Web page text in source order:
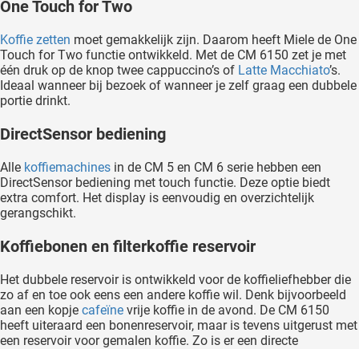
One Touch for Two
Koffie zetten moet gemakkelijk zijn. Daarom heeft Miele de One
Touch for Two functie ontwikkeld. Met de CM 6150 zet je met
één druk op de knop twee cappuccino’s of Latte Macchiato’s.
Ideaal wanneer bij bezoek of wanneer je zelf graag een dubbele
portie drinkt.
DirectSensor bediening
Alle koffiemachines in de CM 5 en CM 6 serie hebben een
DirectSensor bediening met touch functie. Deze optie biedt
extra comfort. Het display is eenvoudig en overzichtelijk
gerangschikt.
Koffiebonen en filterkoffie reservoir
Het dubbele reservoir is ontwikkeld voor de koffieliefhebber die
zo af en toe ook eens een andere koffie wil. Denk bijvoorbeeld
aan een kopje cafeïne vrije koffie in de avond. De CM 6150
heeft uiteraard een bonenreservoir, maar is tevens uitgerust met
een reservoir voor gemalen koffie. Zo is er een directe